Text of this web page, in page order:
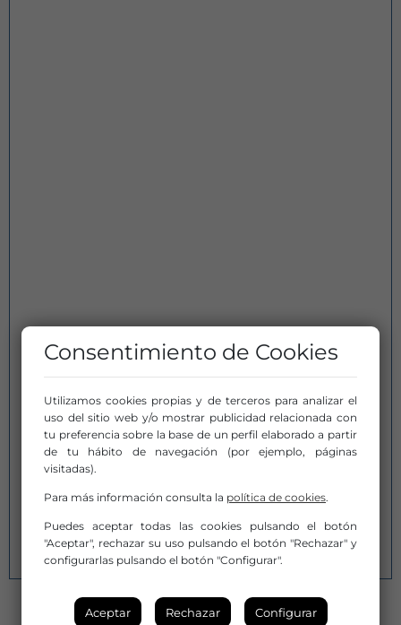
VER TODOS
Consentimiento de Cookies
Utilizamos cookies propias y de terceros para analizar el
uso del sitio web y/o mostrar publicidad relacionada con
tu preferencia sobre la base de un perfil elaborado a partir
de tu hábito de navegación (por ejemplo, páginas
visitadas).
Para más información consulta la política de cookies.
Puedes aceptar todas las cookies pulsando el botón
"Aceptar", rechazar su uso pulsando el botón "Rechazar" y
configurarlas pulsando el botón "Configurar".
Aceptar Rechazar Configurar